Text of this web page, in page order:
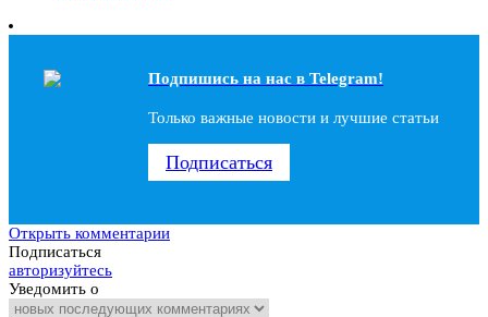
Подпишись на наc в Telegram!
Только важные новости и лучшие статьи
Подписаться
Открыть комментарии
Подписаться
авторизуйтесь
Уведомить о